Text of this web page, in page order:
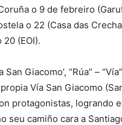
o 9 de febreiro
o 22 (Casa das
(EOI).
Giacomo’, “Rúa” –
Vía San Giacomo
protagonistas,
seu camiño cara a